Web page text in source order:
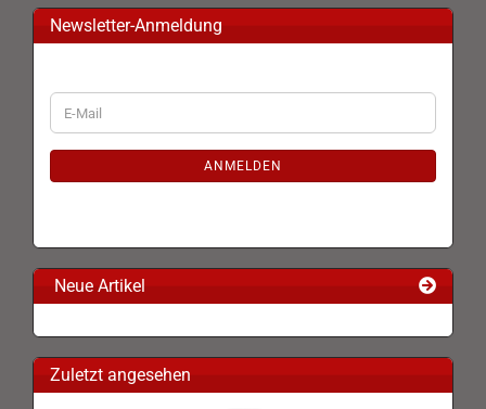
Newsletter-Anmeldung
WEITER
ZUR
E-
Mail
ANMELDEN
Neue Artikel
Zuletzt angesehen